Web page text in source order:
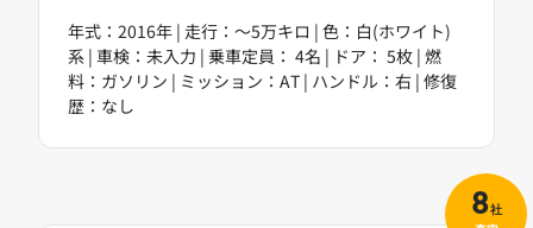
年式：2016年 | 走行：～5万キロ | 色：白(ホワイト)
系 | 車検：未入力 | 乗車定員： 4名 | ドア： 5枚 | 燃
料：ガソリン | ミッション：AT | ハンドル：右 | 修復
歴：なし
8社